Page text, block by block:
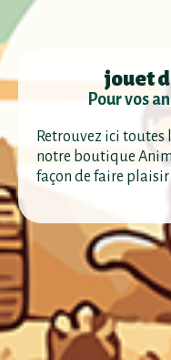
jouet
Pour vos
Retrouvez ici toutes
notre boutique
façon de faire